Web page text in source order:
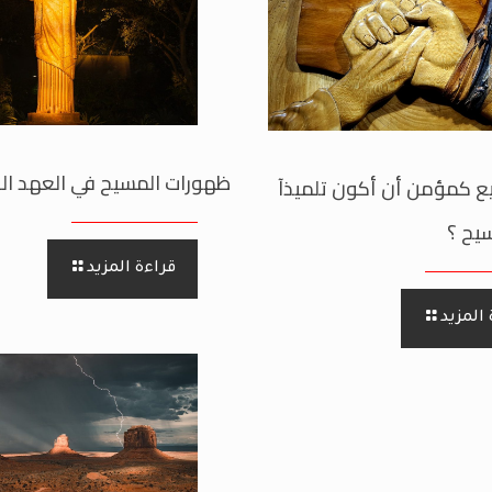
كمؤمن أن أكون تلميذآ
؟
المزيد
ظهورات المسيح في العهد
قراءة المزيد